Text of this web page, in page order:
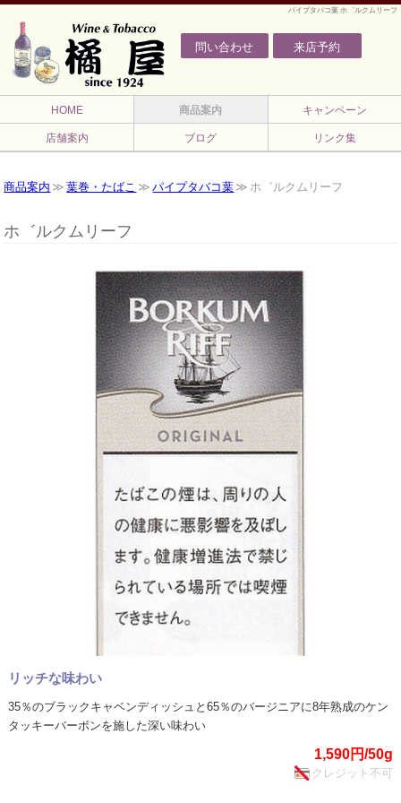
パイプタバコ葉 ホ゛ルクムリーフ
問い合わせ 来店予約
HOME 商品案内 キャンペーン
店舗案内 ブログ リンク集
商品案内 葉巻・たばこ パイプタバコ葉 ホ゛ルクムリーフ
ホ゛ルクムリーフ
リッチな味わい
35％のブラックキャベンディッシュと65％のバージニアに8年熟成のケン
タッキーバーボンを施した深い味わい
1,590円/50g
クレジット不可